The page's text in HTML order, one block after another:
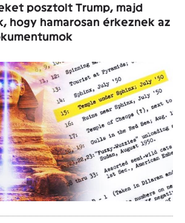
posztolt Trump, majd
hogy hamarosan érkeznek az